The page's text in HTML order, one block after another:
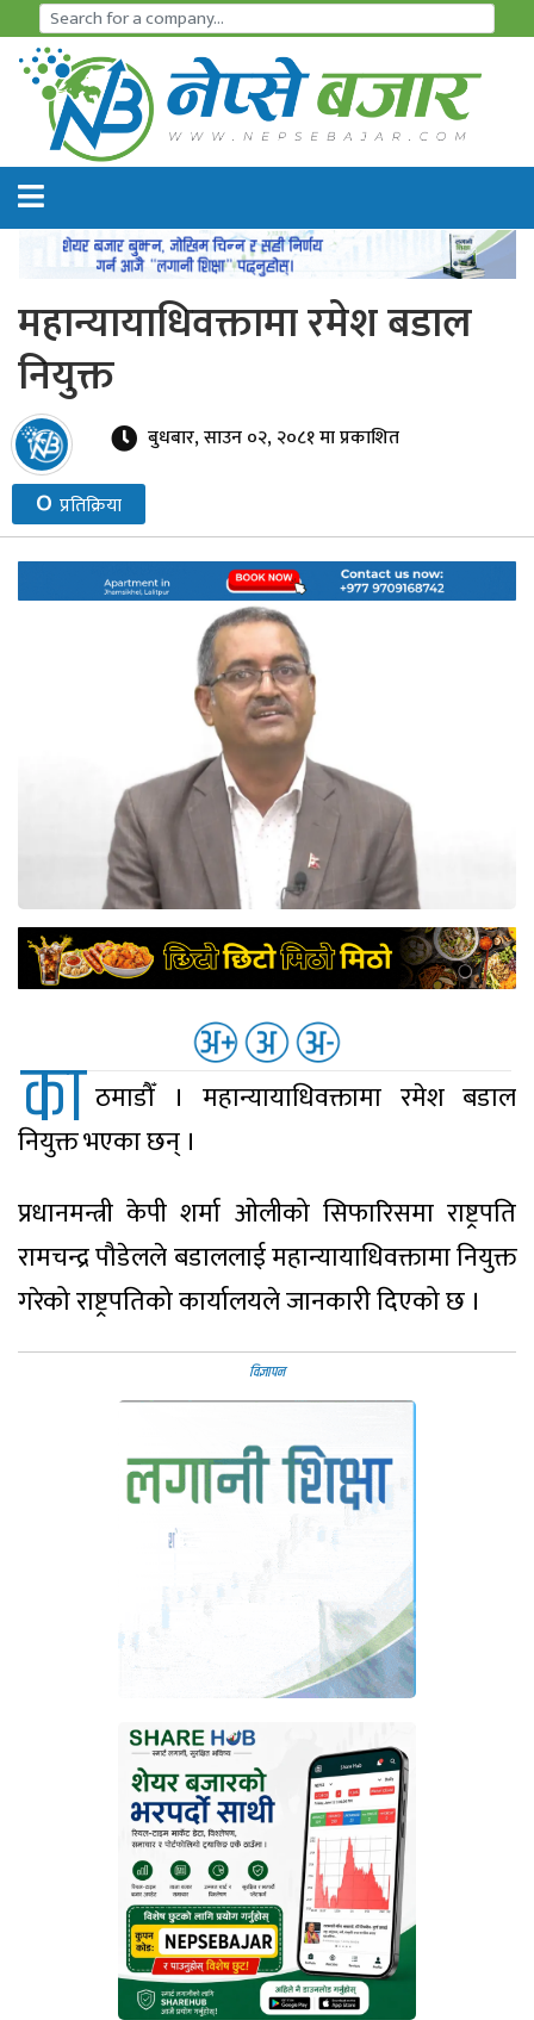
समाचार
अर्थतन्त्र
शेयर
आइ
पि
ओ
हाइड्रो
पावर
महान्यायाधिवक्तामा रमेश बडाल
नियुक्त
बुधबार, साउन ०२, २०८१ मा प्रकाशित
० प्रतिक्रिया
का ठमाडौँ । महान्यायाधिवक्तामा रमेश बडाल
नियुक्त भएका छन् ।
प्रधानमन्त्री केपी शर्मा ओलीको सिफारिसमा राष्ट्रपति
रामचन्द्र पौडेलले बडाललाई महान्यायाधिवक्तामा नियुक्त
गरेको राष्ट्रपतिको कार्यालयले जानकारी दिएको छ ।